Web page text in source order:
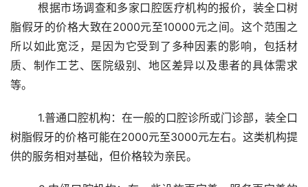
	根据市场调查和多家口腔医疗机构的报价，装全口树
脂假牙的价格大致在2000元至10000元之间。这个范围之
所以如此宽泛，是因为它受到了多种因素的影响，包括材
质、制作工艺、医院级别、地区差异以及患者的具体需求
等。
树脂假牙的价格可能在2000元至3000元左右。这类机构提
供的服务相对基础，但价格较为亲民。